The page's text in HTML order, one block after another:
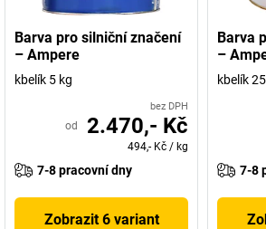
Barva pro silniční značení
– Ampere
kbelík 5 kg
bez DPH
od 2.470,- Kč
494,- Kč / kg
7-8 pracovní dny
Zobrazit 6 variant
Barva
–
kbelík
7-8